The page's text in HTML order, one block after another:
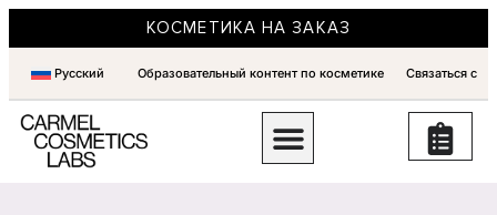
КОСМЕТИКА НА ЗАКАЗ
Русский Образовательный контент по косметике Связаться с